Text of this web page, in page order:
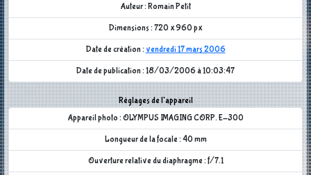
Auteur : Romain Petit
Dimensions : 720 x 960 px
Date de création : vendredi 17 mars 2006
Date de publication : 18/03/2006 à 10:03:47
Réglages de l'appareil
Appareil photo : OLYMPUS IMAGING CORP. E-300
Longueur de la focale : 40 mm
Ouverture relative du diaphragme : f/7.1